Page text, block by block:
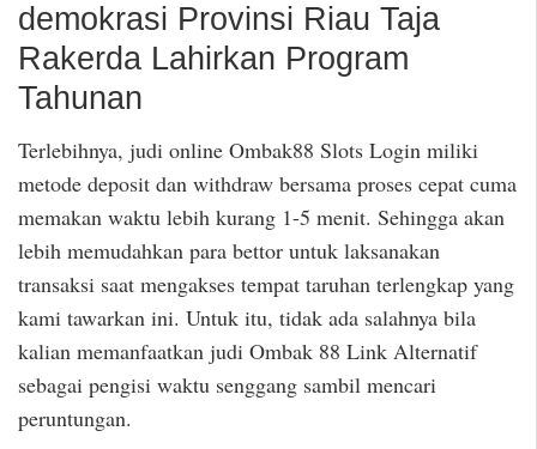
demokrasi Provinsi Riau Taja
Rakerda Lahirkan Program
Tahunan
Terlebihnya, judi online Ombak88 Slots Login miliki
metode deposit dan withdraw bersama proses cepat cuma
memakan waktu lebih kurang 1-5 menit. Sehingga akan
lebih memudahkan para bettor untuk laksanakan
transaksi saat mengakses tempat taruhan terlengkap yang
kami tawarkan ini. Untuk itu, tidak ada salahnya bila
kalian memanfaatkan judi Ombak 88 Link Alternatif
sebagai pengisi waktu senggang sambil mencari
peruntungan.